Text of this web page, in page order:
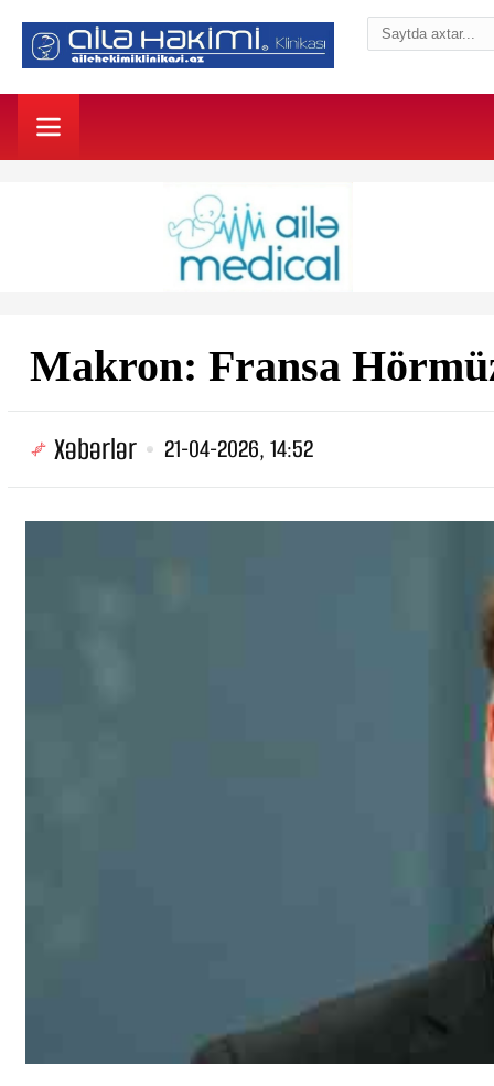
Makron: Fransa
Xəbərlər 21-04-2026, 14:52